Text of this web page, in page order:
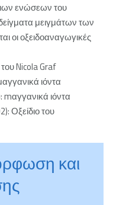
ενώσεων του
μειγμάτων των
οι οξειδοαναγωγικές
Nicola Graf
ιόντα
ιόντα
Οξείδιο του
και